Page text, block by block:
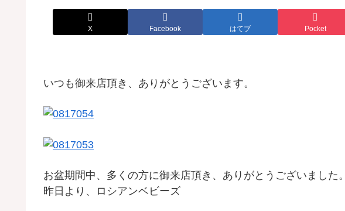
X Facebook はてブ Pocket
いつも御来店頂き、ありがとうございます。
お盆期間中、多くの方に御来店頂き、ありがとうございました。
昨日より、ロシアンベビーズ